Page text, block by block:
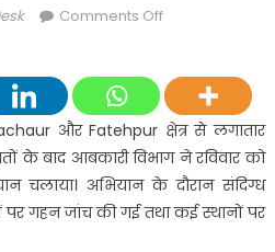
Comments Offon
पर
रोक
के
लिए
आबकारी
विभाग
और Fatehpur क्षेत्र से लगातार
के बाद आबकारी विभाग ने रविवार को
चलाया। अभियान के दौरान संदिग्ध
पर गहन जांच की गई तथा कई स्थानों पर